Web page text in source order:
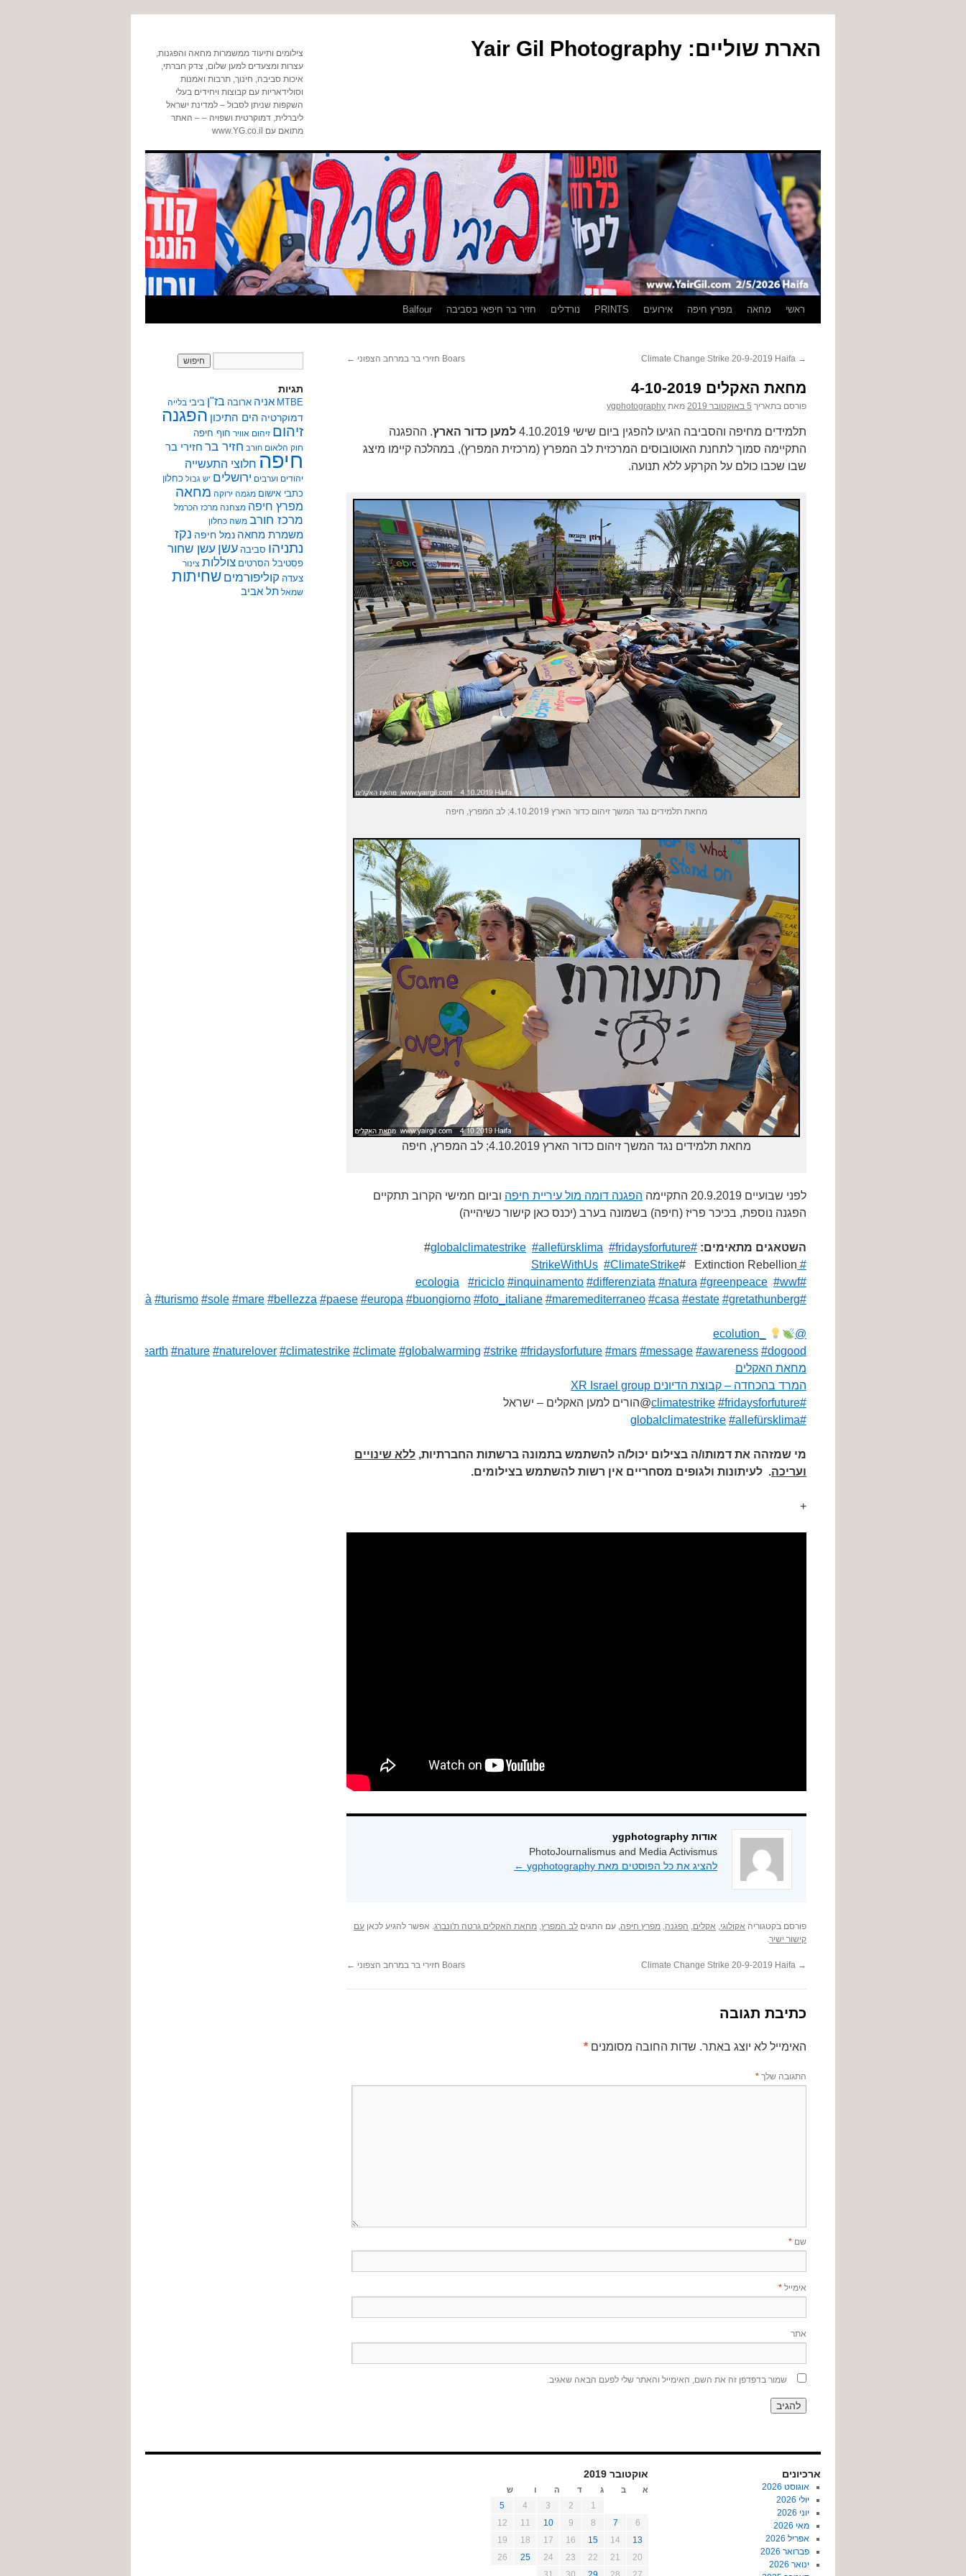
הארת שוליים: Yair Gil Photography
צילומים ותיעוד ממשמרות מחאה והפגנות,
עצרות ומצעדים למען שלום, צדק חברתי,
איכות סביבה, חינוך, תרבות ואמנות
וסולידאריות עם קבוצות ויחידים בעלי
השקפות שניתן לסבול – למדינת ישראל
ליברלית, דמוקרטית ושפויה – – האתר
מתואם עם www.YG.co.il
לדלגראשי מחאה מפרץ חיפה אירועים PRINTS נורדלים חזיר בר חיפאי בסביבה Balfour
→ Boars חזירי בר במרחב הצפוני ←
מחאת האקלים 4-10-2019
פורסם בתאריך 5 באוקטובר 2019 מאת ygphotography
תלמידים מחיפה והסביבה הגיעו להפגין ביום שישי 4.10.2019 למען כדור הארץ. ההפגנה
התקיימה סמוך לתחנת האוטובוסים המרכזית לב המפרץ (מרכזית המפרץ), במהלכה קיימו מיצג
שבו שכבו כולם על הקרקע ללא תנועה.
מחאת תלמידים נגד המשך זיהום כדור הארץ 4.10.2019; לב המפרץ, חיפה
מחאת תלמידים נגד המשך זיהום כדור הארץ 4.10.2019; לב המפרץ, חיפה
לפני שבועיים 20.9.2019 התקיימה הפגנה דומה מול עיריית חיפה וביום חמישי הקרוב תתקיים
הפגנה נוספת, בכיכר פריז (חיפה) בשמונה בערב (יכנס כאן קישור כשיהייה)
השטאגים מתאימים: #
globa lclimatestrike #allefürsklima #fridaysforfuture
#
#
StrikeWithUs #ClimateStrike#
Extinction Rebellion
#ecologia
#riciclo #inquinamento #differenziata #natura #greenpeace #wwf
#climatechange
#felicità #turismo #sole #mare #bellezza #paese #europa #buongiorno #foto_italiane #maremediterraneo #casa #estate #gretathunberg
@ecolution_
#earth #nature #naturelover #climatestrike #climate #globalwarming #strike #fridaysforfuture #mars #message #awareness #dogood
מחאת האקלים
המרד בהכחדה – קבוצת הדיונים XR Israel group
#climatestrike
#fridaysforfuture
@הורים למען האקלים – ישראל
#globalclimatestrike
#allefürsklima
מי שמזהה את דמותו/ה בצילום יכול/ה להשתמש בתמונה ברשתות החברתיות, ללא שינויים
ועריכה. לעיתונות ולגופים מסחריים אין רשות להשתמש בצילומים.
+
אודות ygphotography
PhotoJournalismus and Media Activismus
להציג את כל הפוסטים מאת ygphotography‏
←
פורסם בקטגוריה אקולוגי, אקלים, הפגנה, מפרץ חיפה, עם התגים לב המפרץ, מחאת האקלים גרטה ת'ונברג. אפשר להגיע לכאן עם
קישור ישיר.
→ Boars חזירי בר במרחב הצפוני ←
כתיבת תגובה
האימייל לא יוצג באתר. שדות החובה מסומנים *
התגובה שלך *
שם *
אימייל *
אתר
שמור בדפדפן זה את השם, האימייל והאתר שלי לפעם הבאה שאגיב.
תגיות
MTBE אניה ארובה בז"ן ביבי בלייה
דמוקרטיה הים התיכון הפגנה
זיהום זיהום אוויר חוף חיפה
חוק הלאום חורב חזיר בר חזירי בר
חיפה חלוצי התעשייה
יהודים וערבים ירושלים יש גבול כחלון
כתבי אישום מגמה ירוקה מחאה
מפרץ חיפה מצחנה מרכז הכרמל
מרכז חורב משה כחלון
משמרת מחאה נמל חיפה נקז
נתניהו סביבה עשן עשן שחור
פסטיבל הסרטים צוללות צינור
צעדה קוליפורמים שחיתות
שמאל תל אביב
ארכיונים
אוגוסט 2026
יולי 2026
יוני 2026
מאי 2026
אפריל 2026
פברואר 2026
ינואר 2026
אוקטובר 2019
א ב ג ד ה ו ש
1
2
3
4
5
6
7
8
9
10
11
12
13
14
15
16
17
18
19
20
21
22
23
24
25
26